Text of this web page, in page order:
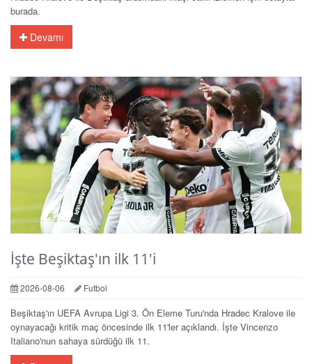
burada.
Devamı
İşte Beşiktaş'ın ilk 11'i
2026-08-06 Futbol
Beşiktaş'ın UEFA Avrupa Ligi 3. Ön Eleme Turu'nda Hradec Kralove ile
oynayacağı kritik maç öncesinde ilk 11'ler açıklandı. İşte Vincenzo
Italiano'nun sahaya sürdüğü ilk 11.